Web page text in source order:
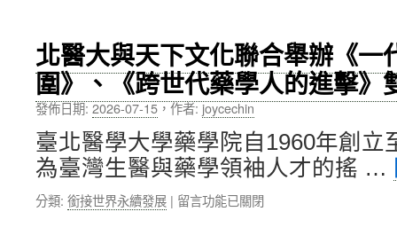
圍
居
全
臺
之
冠〉
中
部
攜
手
臺
北
醫
學
大
學、
銘
北醫大與天下文化聯合舉辦《一
圍》、《跨世代藥學人的進擊》
發佈日期:2026-07-15，作者: joycechin
臺北醫學大學藥學院自1960年創立
為臺灣生醫與藥學領袖人才的搖 …
分類: 銜接世界永續發展 | 在
留言功能已關閉